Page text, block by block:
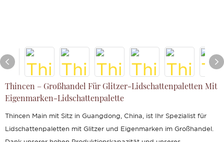
Thincen – Großhandel Für Glitzer-Lidschattenpaletten Mit
Eigenmarken-Lidschattenpalette
Thincen Main mit Sitz in Guangdong, China, ist Ihr Spezialist für
Lidschattenpaletten mit Glitzer und Eigenmarken im Großhandel.